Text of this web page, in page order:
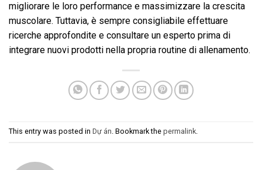
migliorare le loro performance e massimizzare la crescita
muscolare. Tuttavia, è sempre consigliabile effettuare
ricerche approfondite e consultare un esperto prima di
integrare nuovi prodotti nella propria routine di allenamento.
This entry was posted in Dự án. Bookmark the permalink.